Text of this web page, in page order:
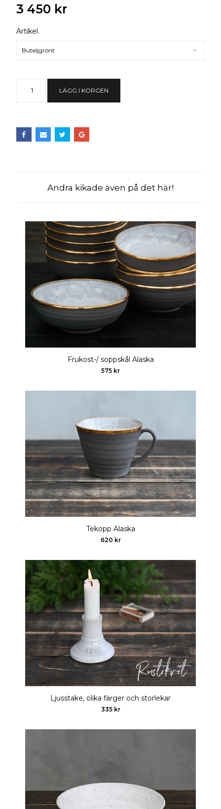
3 450 kr
Artikel
Buteljgrönt
LÄGG I KORGEN
Andra kikade även på det här!
Frukost-/ soppskål Alaska
575 kr
Tekopp Alaska
620 kr
Ljusstake, olika färger och storlekar
335 kr